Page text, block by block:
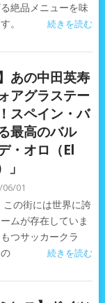
絶品メニューを味
。
続きを読む
あの中田英寿
アグラステー
スペイン・バ
最高のバル
・オロ（El
06/01
の街には世界に誇
ムが存在していま
つサッカークラ
続きを読む